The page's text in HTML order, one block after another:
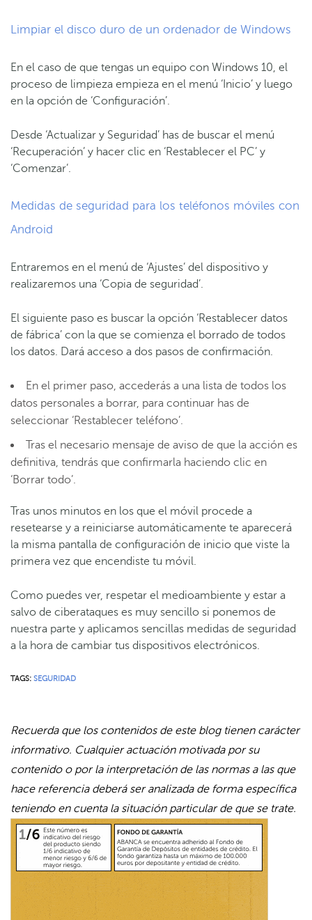
Limpiar el disco duro de un ordenador de Windows
En el caso de que tengas un equipo con Windows 10, el
proceso de limpieza empieza en el menú ‘Inicio’ y luego
en la opción de ‘Configuración’.
Desde ‘Actualizar y Seguridad’ has de buscar el menú
‘Recuperación’ y hacer clic en ‘Restablecer el PC’ y
‘Comenzar’.
Medidas de seguridad para los teléfonos móviles con
Android
Entraremos en el menú de ‘Ajustes’ del dispositivo y
realizaremos una ‘Copia de seguridad’.
El siguiente paso es buscar la opción ‘Restablecer datos
de fábrica’ con la que se comienza el borrado de todos
los datos. Dará acceso a dos pasos de confirmación.
En el primer paso, accederás a una lista de todos los
datos personales a borrar, para continuar has de
seleccionar ‘Restablecer teléfono’.
Tras el necesario mensaje de aviso de que la acción es
definitiva, tendrás que confirmarla haciendo clic en
‘Borrar todo’.
Tras unos minutos en los que el móvil procede a
resetearse y a reiniciarse automáticamente te aparecerá
la misma pantalla de configuración de inicio que viste la
primera vez que encendiste tu móvil.
Como puedes ver, respetar el medioambiente y estar a
salvo de ciberataques es muy sencillo si ponemos de
nuestra parte y aplicamos sencillas medidas de seguridad
a la hora de cambiar tus dispositivos electrónicos.
TAGS: SEGURIDAD
Recuerda que los contenidos de este blog tienen carácter
informativo. Cualquier actuación motivada por su
contenido o por la interpretación de las normas a las que
hace referencia deberá ser analizada de forma específica
teniendo en cuenta la situación particular de que se trate.